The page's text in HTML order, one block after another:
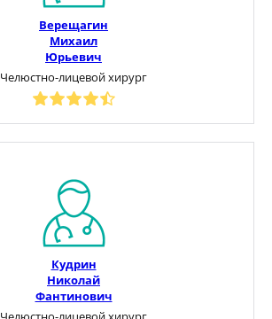
Верещагин
Михаил
Юрьевич
Челюстно-лицевой хирург
Кудрин
Николай
Фантинович